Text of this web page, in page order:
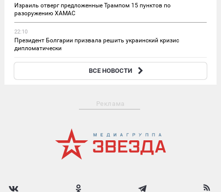
Израиль отверг предложенные Трампом 15 пунктов по
разоружению ХАМАС
22:10
Президент Болгарии призвала решить украинский кризис
дипломатически
Из-за сильной засухи из-под воды вышли «камни голода» в ФРГ
ВСЕ НОВОСТИ
Реклама